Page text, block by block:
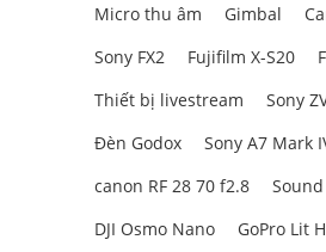
Micro thu âm Gimbal
Sony FX2
Fujifilm X-S20
Thiết bị livestream
Sony
Đèn Godox
Sony A7 Mark
canon RF 28 70 f2.8
DJI Osmo Nano
GoPro Lit